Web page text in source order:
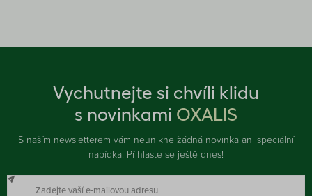
Vychutnejte si chvíli klidu
s novinkami OXALIS
S naším newsletterem vám neunikne žádná novinka ani speciální
nabídka. Přihlaste se ještě dnes!